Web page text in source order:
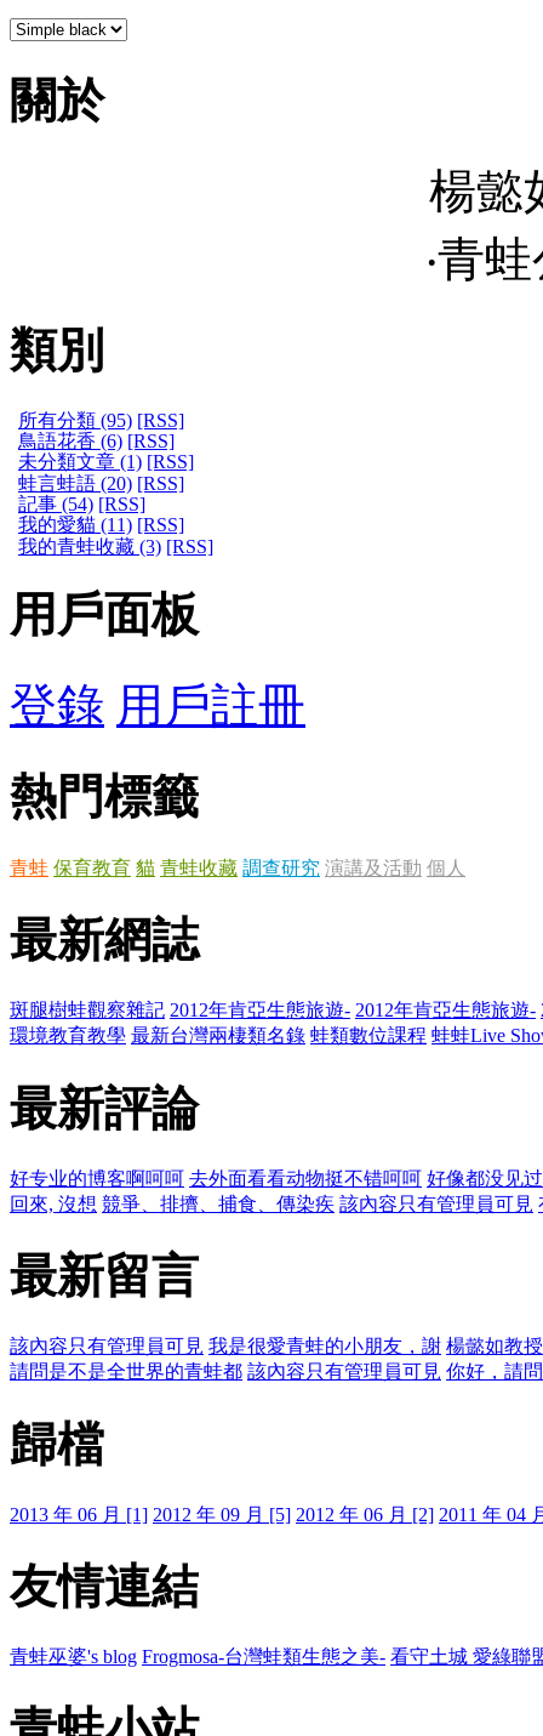
關於
楊懿
‧青
類別
所有分類 (95) [RSS]
鳥語花香 (6) [RSS]
未分類文章 (1) [RSS]
蛙言蛙語 (20) [RSS]
記事 (54) [RSS]
我的愛貓 (11) [RSS]
我的青蛙收藏 (3) [RSS]
用戶面板
登錄 用戶註冊
熱門標籤
青蛙 保育教育 貓 青蛙收藏 調查研究 演講及活動 個人
最新網誌
斑腿樹蛙觀察雜記 2012年肯亞生態旅遊- 2012年肯亞生態旅遊-
環境教育教學 最新台灣兩棲類名錄 蛙類數位課程 蛙蛙Live
最新評論
好专业的博客啊呵呵 去外面看看动物挺不错呵呵 好像都没见
回來, 沒想 競爭、排擠、捕食、傳染疾 該內容只有管理員可見
最新留言
該內容只有管理員可見 我是很愛青蛙的小朋友，謝 楊懿如教
請問是不是全世界的青蛙都 該內容只有管理員可見 你好，請
歸檔
2013 年 06 月 [1] 2012 年 09 月 [5] 2012 年 06 月 [2] 2011 年 04
友情連結
青蛙巫婆's blog Frogmosa-台灣蛙類生態之美- 看守土城 愛綠聯